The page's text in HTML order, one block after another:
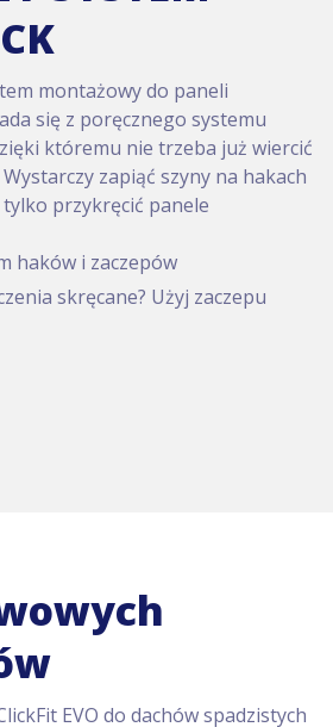
montażowy do paneli
się z poręcznego systemu
któremu nie trzeba już wiercić
zapiąć szyny na hakach
przykręcić panele
haków i zaczepów
skręcane? Użyj zaczepu
EVO do dachów spadzistych